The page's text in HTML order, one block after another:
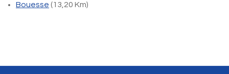
Bouesse (13,20 Km)